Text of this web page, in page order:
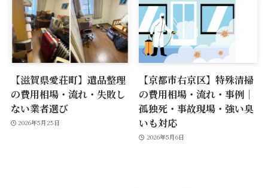
【滋賀県愛荘町】遺品整理
の費用相場・流れ・失敗し
ない業者選び
2026年5月25日
【京都市右京区】特殊清掃
の費用相場・流れ・事例｜
孤独死・事故現場・強い臭
いも対応
2026年5月6日